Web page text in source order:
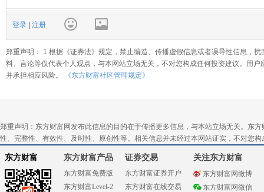
登录 注册
郑重声明： 1.根据《证券法》规定，禁止编造、传播虚假信息或者误导性信息，
料、言论等仅代表个人观点，与本网站立场无关，不对您构成任何投资建议。用
并承担相应风险。
《东方财富社区管理规定》
郑重声明：东方财富网发布此信息的目的在于传播更多信息，与本站立场无关。东
性、完整性、有效性、及时性、原创性等。相关信息并未经过本网站证实，不对您
东方财富 东方财富产品
东方财富免费版
东方财富Level-2
证券交易
东方财富证券开户
东方财富在线交易
关注东方财富
东方财富网微博
东方财富网微信